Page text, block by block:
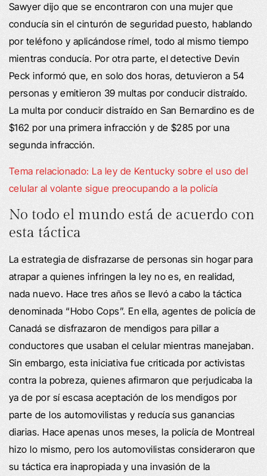
Sawyer dijo que se encontraron con una mujer que
conducía sin el cinturón de seguridad puesto, hablando
por teléfono y aplicándose rímel, todo al mismo tiempo
mientras conducía. Por otra parte, el detective Devin
Peck informó que, en solo dos horas, detuvieron a 54
personas y emitieron 39 multas por conducir distraído.
La multa por conducir distraído en San Bernardino es de
$162 por una primera infracción y de $285 por una
segunda infracción.
Tema relacionado: La ley de Kentucky sobre el uso del
celular al volante sigue preocupando a la policía
No todo el mundo está de acuerdo con
esta táctica
La estrategia de disfrazarse de personas sin hogar para
atrapar a quienes infringen la ley no es, en realidad,
nada nuevo. Hace tres años se llevó a cabo la táctica
denominada “Hobo Cops”. En ella, agentes de policía de
Canadá se disfrazaron de mendigos para pillar a
conductores que usaban el celular mientras manejaban.
Sin embargo, esta iniciativa fue criticada por activistas
contra la pobreza, quienes afirmaron que perjudicaba la
ya de por sí escasa aceptación de los mendigos por
parte de los automovilistas y reducía sus ganancias
diarias. Hace apenas unos meses, la policía de Montreal
hizo lo mismo, pero los automovilistas consideraron que
su táctica era inapropiada y una invasión de la